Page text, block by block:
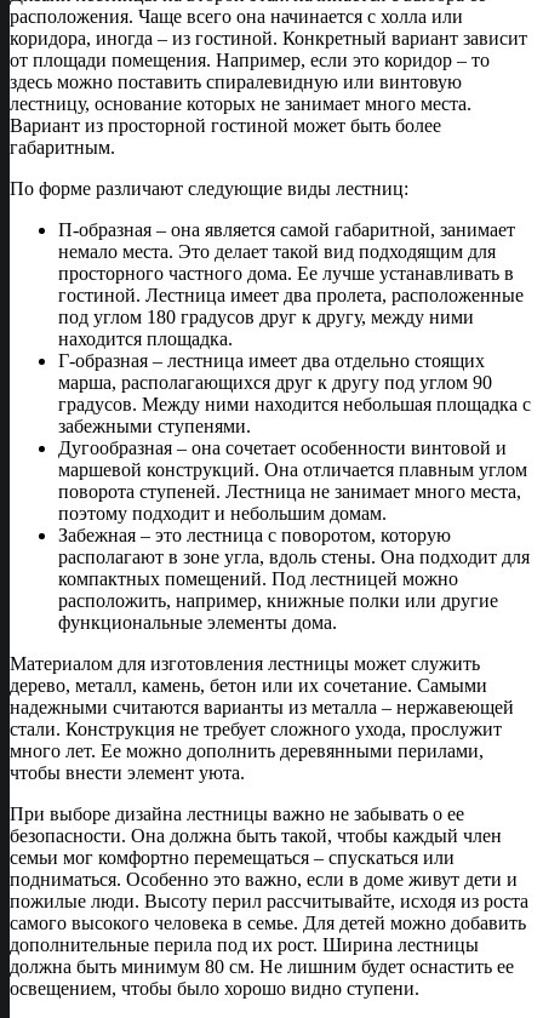
расположения. Чаще всего она начинается с холла или
коридора, иногда – из гостиной. Конкретный вариант зависит
от площади помещения. Например, если это коридор – то
здесь можно поставить спиралевидную или винтовую
лестницу, основание которых не занимает много места.
Вариант из просторной гостиной может быть более
габаритным.
По форме различают следующие виды лестниц:
П-образная – она является самой габаритной, занимает
немало места. Это делает такой вид подходящим для
просторного частного дома. Ее лучше устанавливать в
гостиной. Лестница имеет два пролета, расположенные
под углом 180 градусов друг к другу, между ними
находится площадка.
Г-образная – лестница имеет два отдельно стоящих
марша, располагающихся друг к другу под углом 90
градусов. Между ними находится небольшая площадка с
забежными ступенями.
Дугообразная – она сочетает особенности винтовой и
маршевой конструкций. Она отличается плавным углом
поворота ступеней. Лестница не занимает много места,
поэтому подходит и небольшим домам.
Забежная – это лестница с поворотом, которую
располагают в зоне угла, вдоль стены. Она подходит для
компактных помещений. Под лестницей можно
расположить, например, книжные полки или другие
функциональные элементы дома.
Материалом для изготовления лестницы может служить
дерево, металл, камень, бетон или их сочетание. Самыми
надежными считаются варианты из металла – нержавеющей
стали. Конструкция не требует сложного ухода, прослужит
много лет. Ее можно дополнить деревянными перилами,
чтобы внести элемент уюта.
При выборе дизайна лестницы важно не забывать о ее
безопасности. Она должна быть такой, чтобы каждый член
семьи мог комфортно перемещаться – спускаться или
подниматься. Особенно это важно, если в доме живут дети и
пожилые люди. Высоту перил рассчитывайте, исходя из роста
самого высокого человека в семье. Для детей можно добавить
дополнительные перила под их рост. Ширина лестницы
должна быть минимум 80 см. Не лишним будет оснастить ее
освещением, чтобы было хорошо видно ступени.